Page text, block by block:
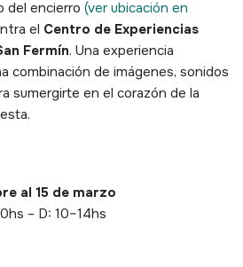
del encierro (ver ubicación en
el Centro de Experiencias
Fermín. Una experiencia
combinación de imágenes, sonidos
sumergirte en el corazón de la
al 15 de marzo
– D: 10–14hs